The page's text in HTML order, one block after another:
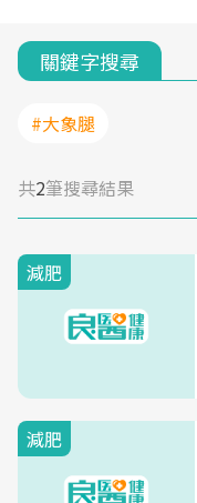
關鍵字搜尋
#大象腿
共2筆搜尋結果
減肥
減肥